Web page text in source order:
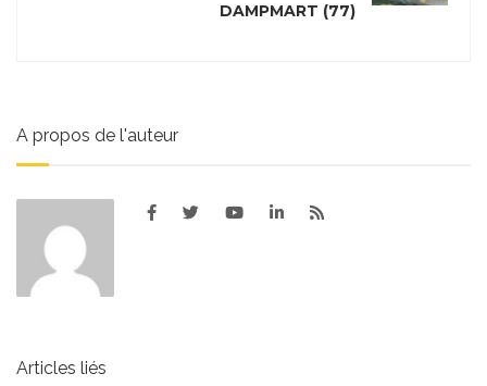
DAMPMART (77)
A propos de l'auteur
Articles liés